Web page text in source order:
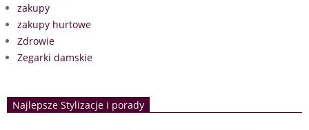
zakupy
zakupy hurtowe
Zdrowie
Zegarki damskie
Najlepsze Stylizacje i porady